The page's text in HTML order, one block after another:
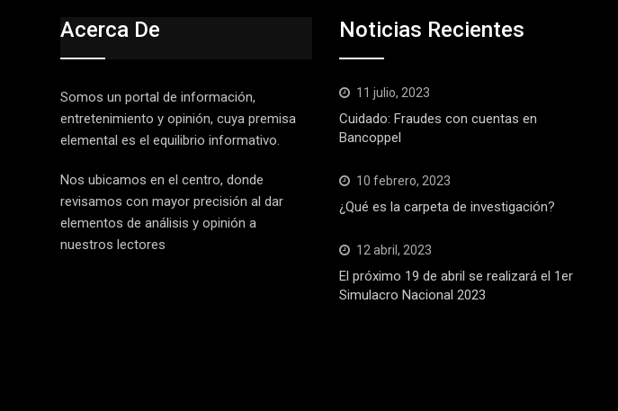
Acerca De
Somos un portal de información,
entretenimiento y opinión, cuya premisa
elemental es el equilibrio informativo.
Nos ubicamos en el centro, donde
revisamos con mayor precisión al dar
elementos de análisis y opinión a
nuestros lectores
Noticias Recientes
11 julio, 2023
Cuidado: Fraudes con cuentas en
Bancoppel
10 febrero, 2023
¿Qué es la carpeta de investigación?
12 abril, 2023
El próximo 19 de abril se realizará el 1er
Simulacro Nacional 2023